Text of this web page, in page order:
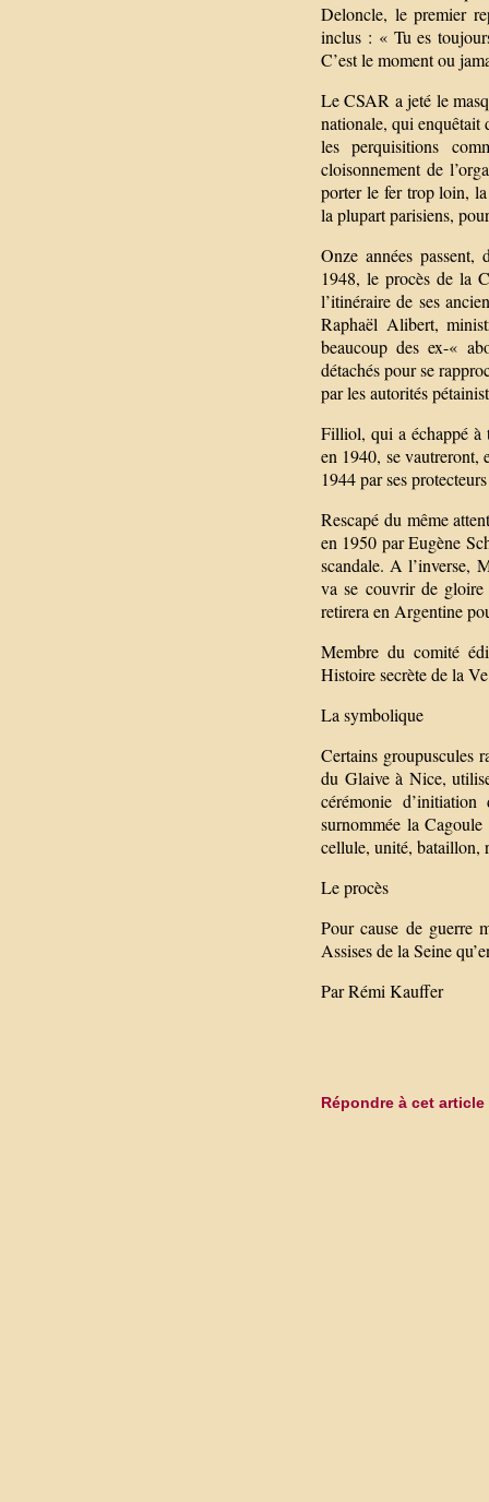
Deloncle, le premier
inclus : « Tu es
C’est le moment ou
Le CSAR a jeté le
nationale, qui enquêtait
les perquisitions
cloisonnement de
porter le fer trop loin, la
la plupart parisiens,
Onze années
1948, le procès de la
l’itinéraire de ses
Raphaël Alibert,
beaucoup des ex-«
détachés pour se
par les autorités
Filliol, qui a échappé à
en 1940, se vautreront,
1944 par ses
Rescapé du même
en 1950 par Eugène
scandale. A l’inverse,
va se couvrir de
retirera en Argentine
Membre du comité
Histoire secrète de la
La symbolique
Certains groupuscules
du Glaive à Nice,
cérémonie
surnommée la
cellule, unité, bataillon,
Le procès
Pour cause de guerre
Assises de la Seine
Par Rémi Kauffer
Répondre à cet article